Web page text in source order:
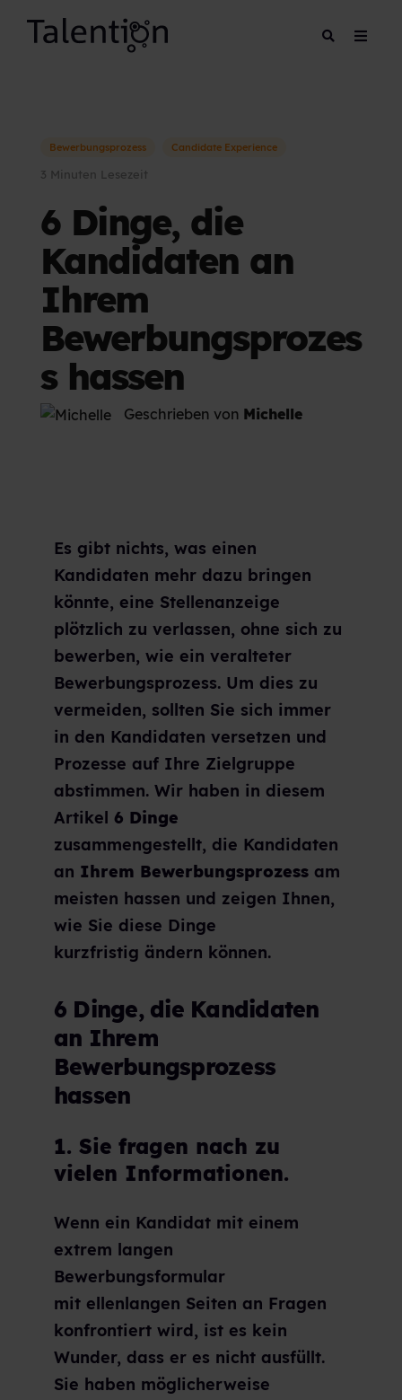
Bewerbungsprozess Candidate Experience
3 Minuten Lesezeit
6 Dinge, die
Kandidaten an
Ihrem
Bewerbungsprozes
s hassen
Geschrieben von Michelle
Es gibt nichts, was einen
Kandidaten mehr dazu bringen
könnte, eine Stellenanzeige
plötzlich zu verlassen, ohne sich zu
bewerben, wie ein veralteter
Bewerbungsprozess. Um dies zu
vermeiden, sollten Sie sich immer
in den Kandidaten versetzen und
Prozesse auf Ihre Zielgruppe
abstimmen. Wir haben in diesem
Artikel 6 Dinge
zusammengestellt, die Kandidaten
an Ihrem Bewerbungsprozess am
meisten hassen und zeigen Ihnen,
wie Sie diese Dinge
kurzfristig ändern können.
6 Dinge, die Kandidaten
an Ihrem
Bewerbungsprozess
hassen
1. Sie fragen nach zu
vielen Informationen.
Wenn ein Kandidat mit einem
extrem langen
Bewerbungsformular
mit ellenlangen Seiten an Fragen
konfrontiert wird, ist es kein
Wunder, dass er es nicht ausfüllt.
Sie haben möglicherweise